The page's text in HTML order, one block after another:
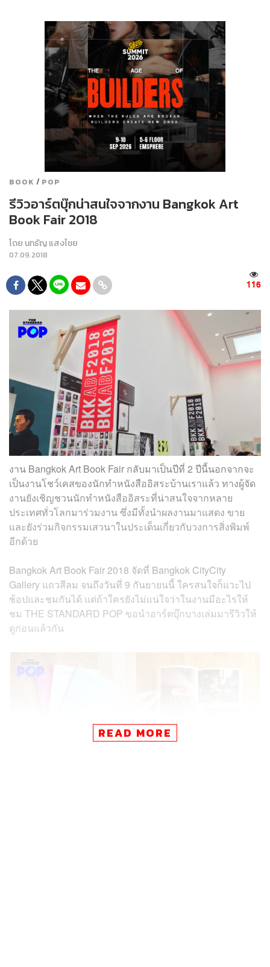
BOOK / POP
รีวิวอาร์ตบุ๊กน่าสนใจจากงาน Bangkok Art
Book Fair 2018
โดย นทธัญ แสงไชย
07.09.2018
116
งาน Bangkok Art Book Fair กลับมาเป็นปีที่ 2 ปีนี้นอกจากจะ
เป็นงานโชว์เคสของนักทำหนังสืออิสระบ้านเราแล้ว ทางผู้จัด
งานยังเชิญชวนนักทำหนังสืออิสระที่น่าสนใจจากหลาย
ประเทศทั่วโลกมาร่วมงาน ซึ่งมีทั้งนำผลงานมาแสดง ขาย
และยังร่วมกิจกรรมเสวนาในประเด็นเกี่ยวกับวงการสิ่งพิมพ์
อีกด้วย
Bangkok Art Book Fair 2018 จัดที่ Bangkok CityCity
Gallery แถวสีลม จนถึงวันที่ 9 กันยายนนี้ ใครสนใจก็แวะไป
ช้อปและชมกันได้ แต่ถ้าใครยังไม่แน่ใจว่าในงานมีอะไรให้
ชม THE STANDARD POP ขอนำอาร์ตบุ๊กบางเล่มมารีวิวให้
ดูก่อนแล้วกัน
READ MORE